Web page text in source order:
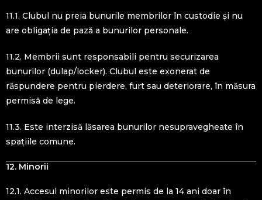
11.1. Clubul nu preia bunurile membrilor în custodie și nu
are obligația de pază a bunurilor personale.
11.2. Membrii sunt responsabili pentru securizarea
bunurilor (dulap/locker). Clubul este exonerat de
răspundere pentru pierdere, furt sau deteriorare, în măsura
permisă de lege.
11.3. Este interzisă lăsarea bunurilor nesupravegheate în
spațiile comune.
12. Minorii
12.1. Accesul minorilor este permis de la 14 ani doar în